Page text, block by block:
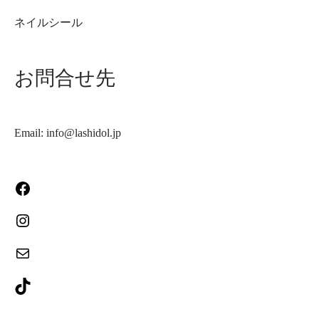
ネイルシール
お問合せ先
Email: info@lashidol.jp